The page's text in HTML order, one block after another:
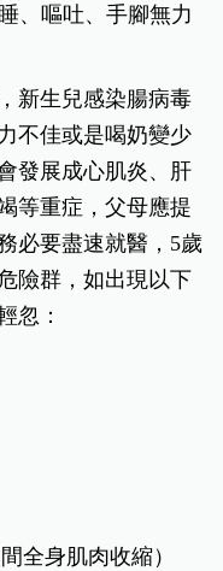
、嘔吐、手腳無力
新生兒感染腸病毒
不佳或是喝奶變少
發展成心肌炎、肝
等重症，父母應提
必要盡速就醫，5歲
險群，如出現以下
忽：
全身肌肉收縮）